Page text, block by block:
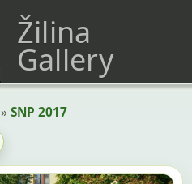
Žilina
Gallery
»SNP 2017